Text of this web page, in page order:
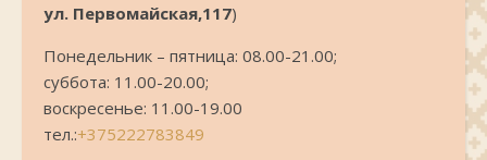
ул. Первомайская,117)
Понедельник – пятница: 08.00-21.00;
суббота: 11.00-20.00;
воскресенье: 11.00-19.00
тел.:+375222783849